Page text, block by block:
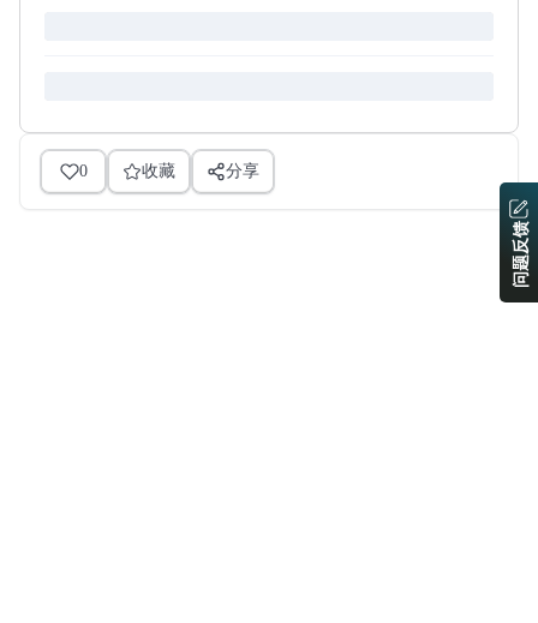
0 收藏 分享
问题反馈